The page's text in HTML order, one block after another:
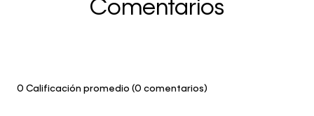
Comentarios
0 Calificación promedio (0 comentarios)